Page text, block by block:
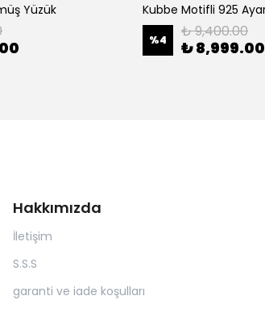
Yüzük
%4 ₺ 9,400.00
₺ 8,999.00
Hakkımızda
İletişim
S.S.S
garanti ve iade koşulları